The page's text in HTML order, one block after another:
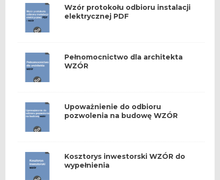
Wzór protokołu odbioru instalacji
elektrycznej PDF
Pełnomocnictwo dla architekta
WZÓR
Upoważnienie do odbioru
pozwolenia na budowę WZÓR
Kosztorys inwestorski WZÓR do
wypełnienia